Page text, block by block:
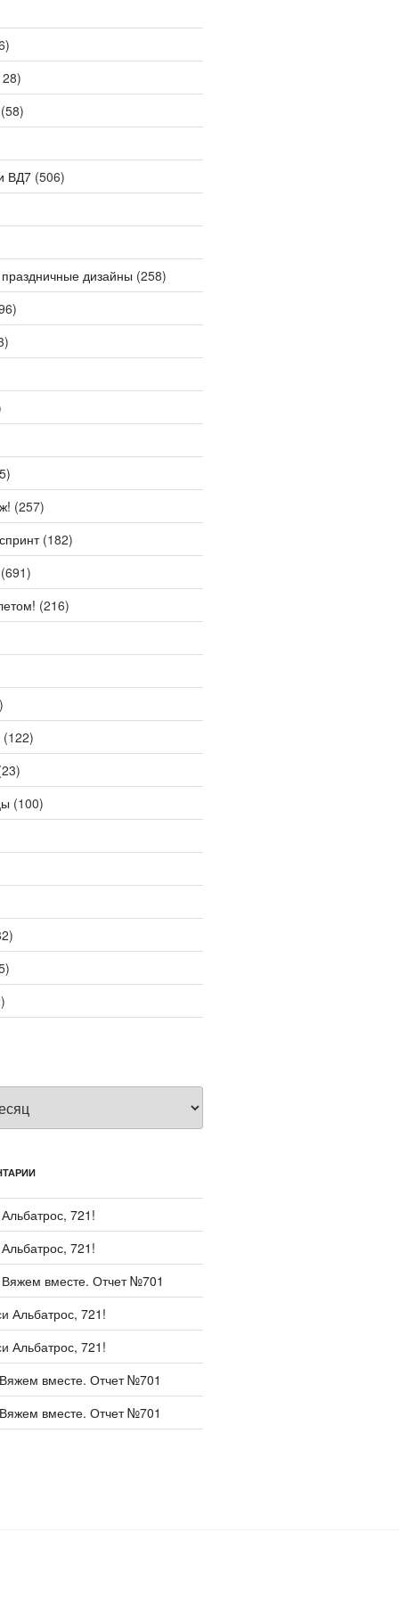
ВД7(506)
дизайны (258)
(257)
(182)
(216)
(122)
(100)
Альбатрос, 721!
Альбатрос, 721!
Вяжем вместе. Отчет №701
Альбатрос, 721!
Альбатрос, 721!
вместе. Отчет №701
вместе. Отчет №701